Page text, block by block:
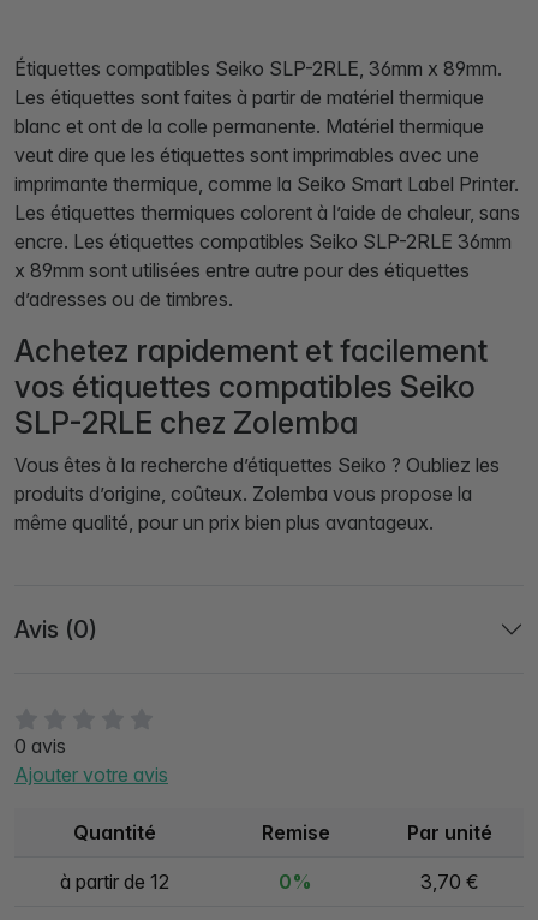
0 avis
Ajouter votre avis
Quantité Remise Par unité
à partir de 12 0% 3,70 €
Étiquettes compatibles Seiko SLP-2RLE, 36mm x 89mm.
Les étiquettes sont faites à partir de matériel thermique
blanc et ont de la colle permanente. Matériel thermique
veut dire que les étiquettes sont imprimables avec une
imprimante thermique, comme la Seiko Smart Label Printer.
Les étiquettes thermiques colorent à l’aide de chaleur, sans
encre. Les étiquettes compatibles Seiko SLP-2RLE 36mm
x 89mm sont utilisées entre autre pour des étiquettes
d’adresses ou de timbres.
Achetez rapidement et facilement
vos étiquettes compatibles Seiko
SLP-2RLE chez Zolemba
Vous êtes à la recherche d’étiquettes Seiko ? Oubliez les
produits d’origine, coûteux. Zolemba vous propose la
même qualité, pour un prix bien plus avantageux.
Avis (0)